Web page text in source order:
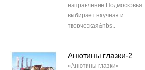
направление Подмосковья
выбирает научная и
творческая&nbs...
Анютины глазки-2
«Анютины глазки» —